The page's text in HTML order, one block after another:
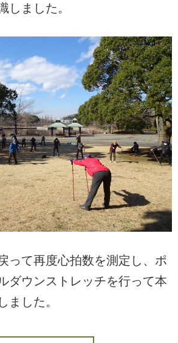
しました。
って再度心拍数を測定し、ポ
ダウンストレッチを行って本
ました。